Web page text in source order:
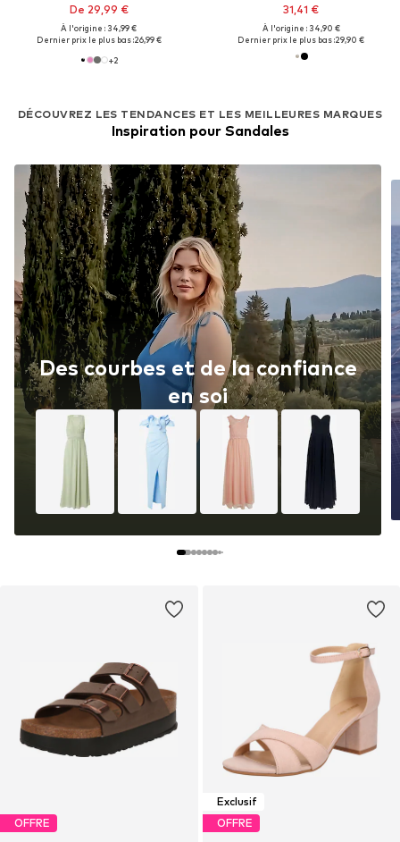
De 29,99 €
À l'origine : 34,99 €
Dernier prix le plus bas :26,99 €
+2
31,41 €
À l'origine : 34,90 €
Dernier prix le plus bas :29,90 €
OFFRE
DÉCOUVREZ LES TENDANCES ET LES MEILLEURES MARQUES
Inspiration pour Sandales
Des courbes et de la confiance
en soi
Exclusif
OFFRE